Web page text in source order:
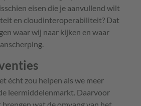
eisen die je aanvullend wilt
en cloudinteroperabiliteit? Dat
waar wij naar kijken en waar
écht zou helpen als we meer
leermiddelenmarkt. Daarvoor
wat de omvang van het